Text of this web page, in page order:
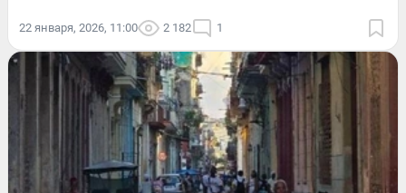
22 января, 2026, 11:00 2 182 1